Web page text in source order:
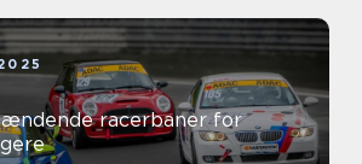
racerbaner for